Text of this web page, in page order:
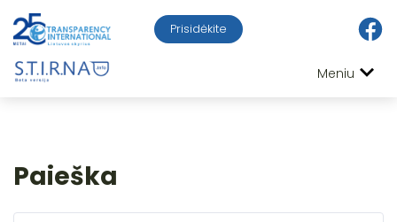
Prisidėkite
Meniu
Paieška